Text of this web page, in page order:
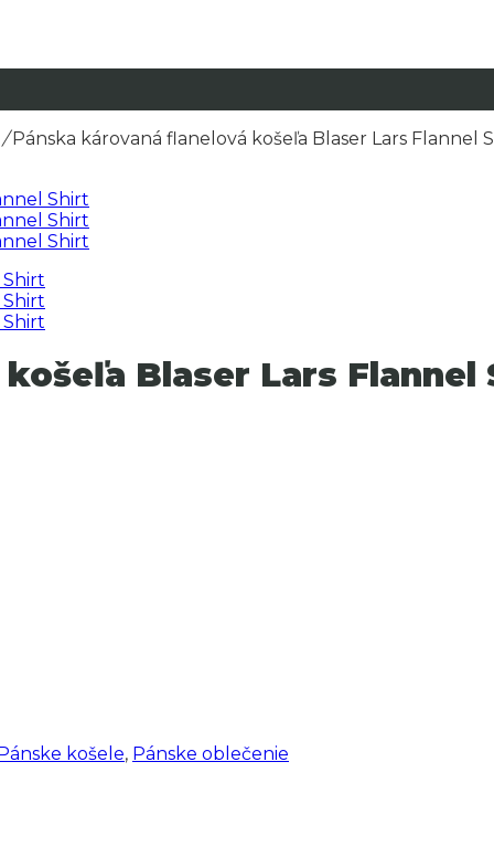
/Pánska károvaná flanelová košeľa Blaser Lars Flannel
Blaser Lars Flannel
košele, Pánske oblečenie